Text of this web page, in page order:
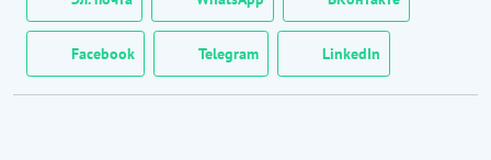
Facebook Telegram LinkedIn